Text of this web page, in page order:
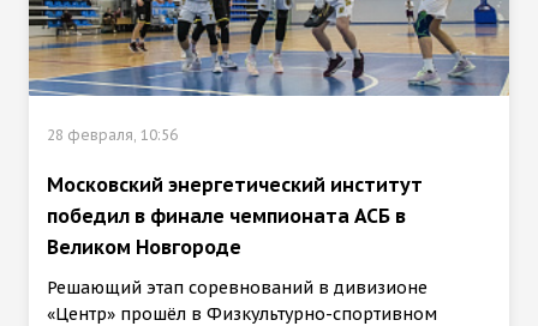
28 февраля, 10:56
Московский энергетический институт
победил в финале чемпионата АСБ в
Великом Новгороде
Решающий этап соревнований в дивизионе
«Центр» прошёл в Физкультурно-спортивном